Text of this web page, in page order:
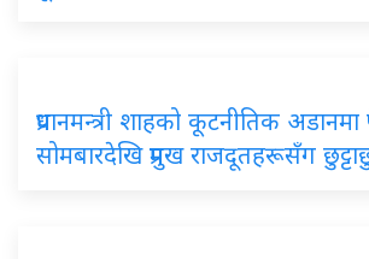
प्रधानमन्त्री शाहको कूटनीतिक
सोमबारदेखि प्रमुख राजदूतहरूसँग